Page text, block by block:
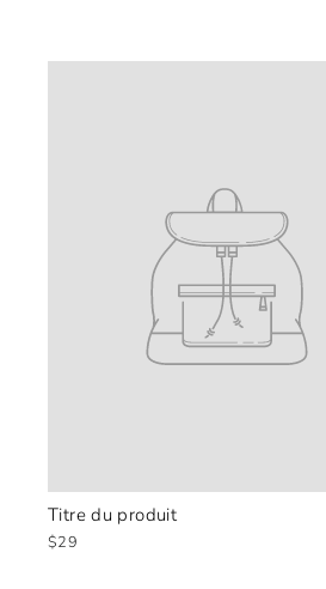
Titre du produit
$29